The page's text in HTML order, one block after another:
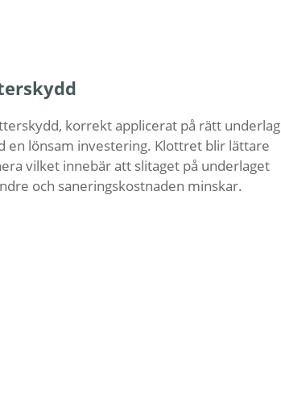
korrekt applicerat på rätt underlag
en lönsam investering. Klottret blir lättare
vilket innebär att slitaget på underlaget
och saneringskostnaden minskar.